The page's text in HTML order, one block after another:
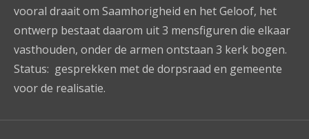
vooral draait om Saamhorigheid en het Geloof, het
ontwerp bestaat daarom uit 3 mensfiguren die elkaar
vasthouden, onder de armen ontstaan 3 kerk bogen.
Status: gesprekken met de dorpsraad en gemeente
voor de realisatie.